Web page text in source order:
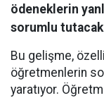
ödeneklerin
sorumlu
Bu gelişme,
öğretmenlerin
yaratıyor.